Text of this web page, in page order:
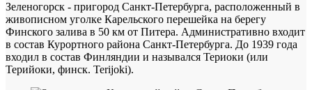
Зеленогорск - пригород Санкт-Петербурга, расположенный в
живописном уголке Карельского перешейка на берегу
Финского залива в 50 км от Питера. Административно входит
в состав Курортного района Санкт-Петербурга. До 1939 года
входил в состав Финляндии и назывался Териоки (или
Терийоки, финск. Terijoki).